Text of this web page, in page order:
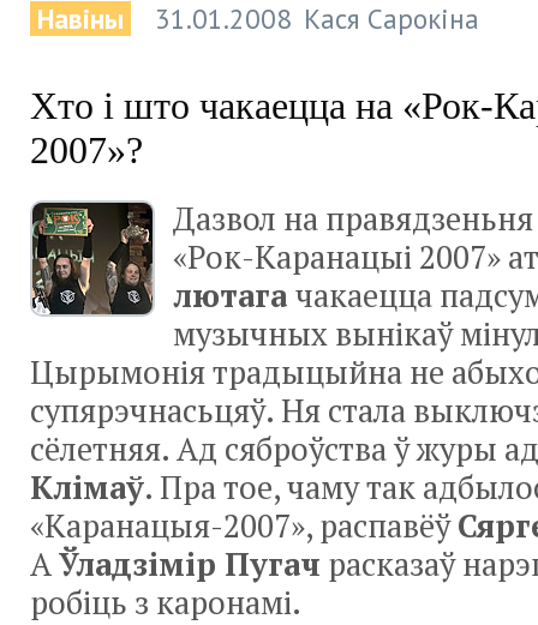
Навіны
31.01.2008 Кася Сарокіна
Хто і што чакаецца на «Рок-
2007»?
Дазвол на правядзеньня
«Рок-Каранацыі 2007»
лютага чакаецца
музычных вынікаў
Цырымонія традыцыйна не
супярэчнасьцяў. Ня стала
сёлетняя. Ад сяброўства ў журы
Клімаў. Пра тое, чаму так
«Каранацыя-2007», распавёў
АЎладзімір Пугач расказаў
робіць з каронамі.